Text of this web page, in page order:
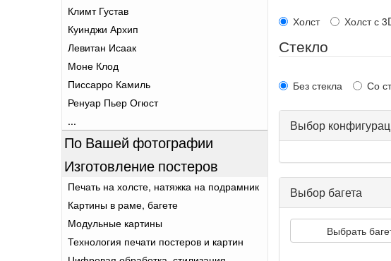
Климт Густав
Куинджи Архип
Левитан Исаак
Моне Клод
Писсарро Камиль
Ренуар Пьер Огюст
...
По Вашей фотографии
Изготовление постеров
Печать на холсте, натяжка на подрамник
Картины в раме, багете
Модульные картины
Технология печати постеров и картин
Холст Холст с
Стекло
Без стекла Со
Выбор
Выбор багета
Выбрать